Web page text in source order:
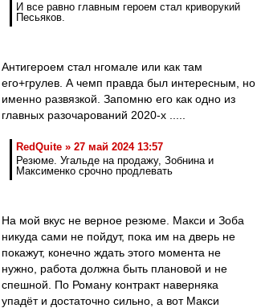
И все равно главным героем стал криворукий
Песьяков.
Антигероем стал нгомале или как там
его+грулев. А чемп правда был интересным, но
именно развязкой. Запомню его как одно из
главных разочарований 2020-х .....
RedQuite » 27 май 2024 13:57
Резюме. Угальде на продажу, Зобнина и
Максименко срочно продлевать
На мой вкус не верное резюме. Макси и Зоба
никуда сами не пойдут, пока им на дверь не
покажут, конечно ждать этого момента не
нужно, работа должна быть плановой и не
спешной. По Роману контракт наверняка
упадёт и достаточно сильно, а вот Макси